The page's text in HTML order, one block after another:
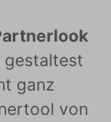
gestaltest
ganz
von